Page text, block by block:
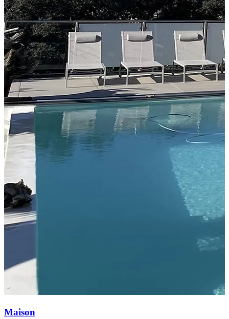
Maison